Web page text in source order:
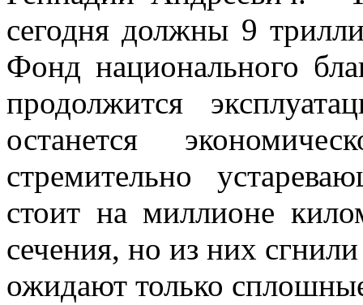
сегодня должны 9
Фонд национального
продолжится
останется
стремительно
стоит на миллионе
сечения, но из них
ожидают только